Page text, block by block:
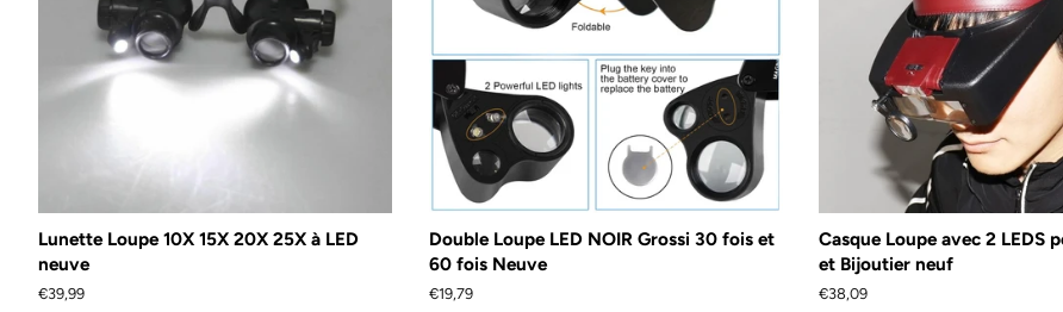
Lunette Loupe 10X 15X 20X 25X à LED
neuve
Prix
€39,99
Double Loupe LED NOIR Grossi 30 fois et
60 fois Neuve
Prix
€19,79
Casque Loupe avec 2 LEDS
et Bijoutier neuf
Prix
€38,09